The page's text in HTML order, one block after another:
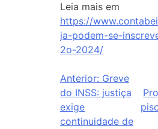
Leia mais em
https://
ja-podem-se-
2o-2024/
Anterior: Greve
do INSS: justiça
exige
continuidade de